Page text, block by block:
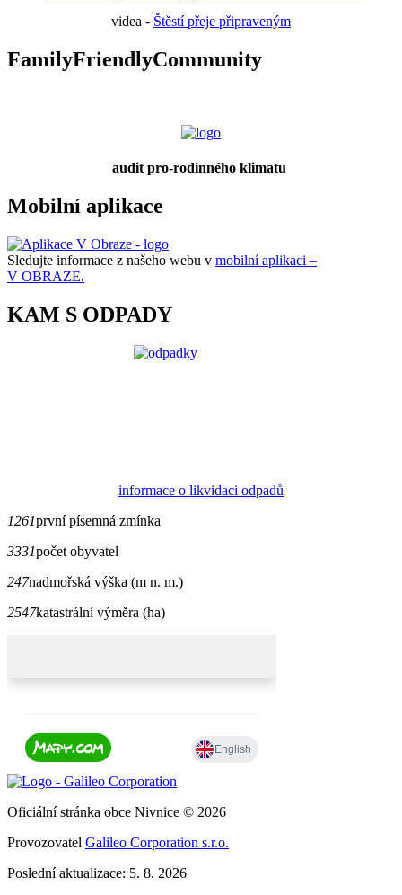
videa - Štěstí přeje připraveným
FamilyFriendlyCommunity
audit pro-rodinného klimatu
Mobilní aplikace
Sledujte informace z našeho webu v mobilní aplikaci –
V OBRAZE.
KAM S ODPADY
informace o likvidaci odpadů
1261první písemná zmínka
3331počet obyvatel
247nadmořská výška (m n. m.)
2547katastrální výměra (ha)
Oficiální stránka obce Nivnice © 2026
Provozovatel Galileo Corporation s.r.o.
Poslední aktualizace: 5. 8. 2026